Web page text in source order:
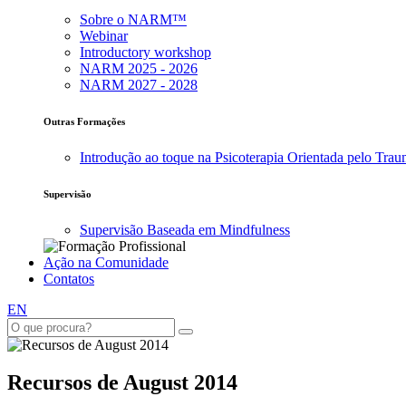
Sobre o NARM™
Webinar
Introductory workshop
NARM 2025 - 2026
NARM 2027 - 2028
Outras Formações
Introdução ao toque na Psicoterapia Orientada pelo
Supervisão
Supervisão Baseada em Mindfulness
Ação na Comunidade
Contatos
EN
Recursos de August 2014